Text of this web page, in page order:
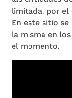
limitada, por el
En este sitio
la misma en
el momento.